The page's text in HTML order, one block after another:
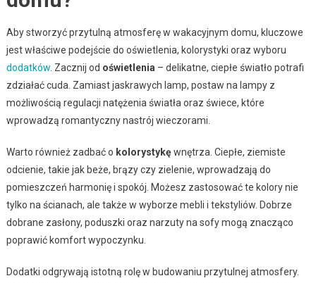
Aby stworzyć przytulną atmosferę w wakacyjnym domu, kluczowe
jest właściwe podejście do oświetlenia, kolorystyki oraz wyboru
dodatków. Zacznij od oświetlenia– delikatne, ciepłe światło potrafi
zdziałać cuda. Zamiast jaskrawych lamp, postaw na lampy z
możliwością regulacji natężenia światła oraz świece, które
wprowadzą romantyczny nastrój wieczorami.
Warto również zadbać o kolorystykęwnętrza. Ciepłe, ziemiste
odcienie, takie jak beże, brązy czy zielenie, wprowadzają do
pomieszczeń harmonię i spokój. Możesz zastosować te kolory nie
tylko na ścianach, ale także w wyborze mebli i tekstyliów. Dobrze
dobrane zasłony, poduszki oraz narzuty na sofy mogą znacząco
poprawić komfort wypoczynku.
Dodatki odgrywają istotną rolę w budowaniu przytulnej atmosfery.